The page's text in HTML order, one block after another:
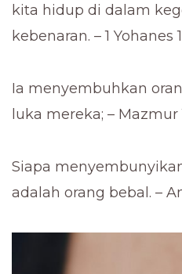
kita hidup di dalam
kebenaran. – 1 Yohanes
Ia menyembuhkan
luka mereka; – Mazmur
Siapa
adalah orang bebal. –